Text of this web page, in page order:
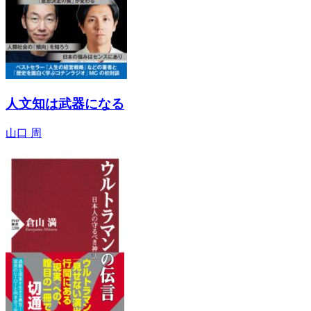
人文知は武器になる
山口 周